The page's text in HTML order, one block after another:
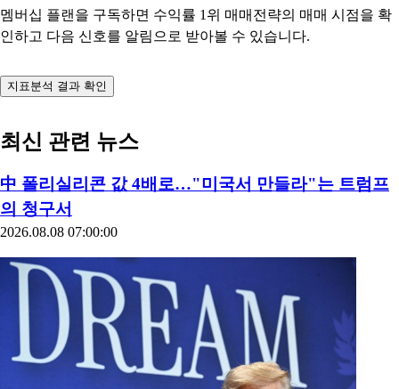
멤버십 플랜을 구독하면 수익률 1위 매매전략의 매매 시점을 확
인하고 다음 신호를 알림으로 받아볼 수 있습니다.
지표분석 결과 확인
최신 관련 뉴스
中 폴리실리콘 값 4배로…"미국서 만들라"는 트럼프
의 청구서
2026.08.08 07:00:00